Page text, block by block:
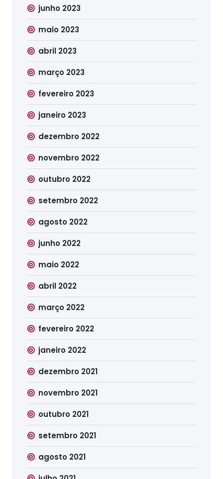
junho 2023
maio 2023
abril 2023
março 2023
fevereiro 2023
janeiro 2023
dezembro 2022
novembro 2022
outubro 2022
setembro 2022
agosto 2022
junho 2022
maio 2022
abril 2022
março 2022
fevereiro 2022
janeiro 2022
dezembro 2021
novembro 2021
outubro 2021
setembro 2021
agosto 2021